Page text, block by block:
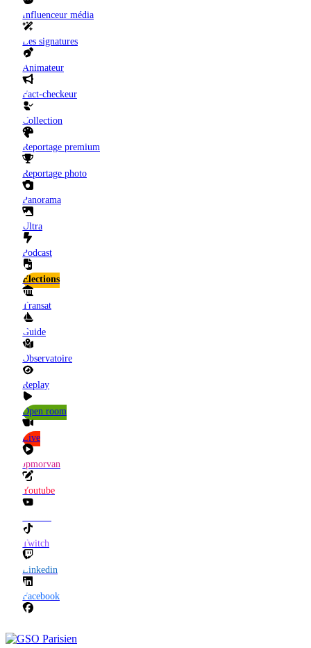
Influenceur média
Les signatures
Animateur
Fact-checkeur
Collection
Reportage premium
Reportage photo
Panorama
Ultra
Podcast
Elections
Transat
Guide
Observatoire
Replay
Open room
Live
Jpmorvan
Youtube
Twitch
Linkedin
Facebook